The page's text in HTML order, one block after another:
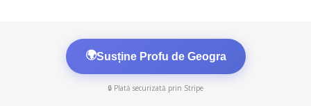
🌍Susține Profu de Geogra
🔒 Plată securizată prin Stripe